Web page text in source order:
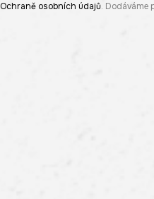
Ochraně osobních údajů. Dodáváme